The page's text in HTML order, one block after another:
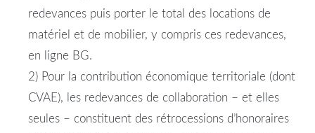
redevances puis porter le total des locations de
matériel et de mobilier, y compris ces redevances,
en ligne BG.
2) Pour la contribution économique territoriale (dont
CVAE), les redevances de collaboration – et elles
seules – constituent des rétrocessions d’honoraires